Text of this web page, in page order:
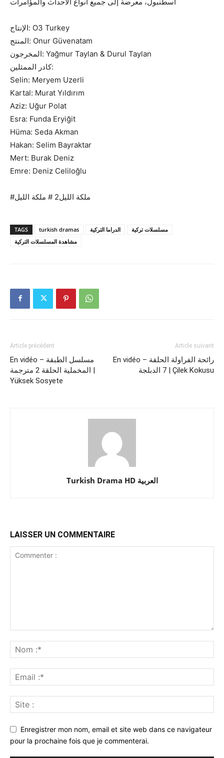
الإنتاج: O3 Turkey
المنتج: Onur Güvenatam
المخرجون: Yağmur Taylan & Durul Taylan
كادر الممثلين:
Selin: Meryem Uzerli
Kartal: Murat Yıldırım
Aziz: Uğur Polat
Esra: Funda Eryiğit
Hüma: Seda Akman
Hakan: Selim Bayraktar
Mert: Burak Deniz
Emre: Deniz Celiloğlu
#ملكة الليل2 # ملكة الليل
TAGS turkish dramas الدراما التركية
مسلسلات تركية
مشاهدة المسلسلات التركية
Article précédent
En vidéo – مسلسل الطبقة
المخملية الحلقة 2 مترجمة‎‎ |
Yüksek Sosyete
Article suivant
En vidéo – رائحة الفراولة الحلقة
7 الدبلجة | Çilek Kokusu‎
Turkish Drama HD العربية
LAISSER UN COMMENTAIRE
Enregistrer mon nom, email et site web dans ce navigateur
pour la prochaine fois que je commenterai.